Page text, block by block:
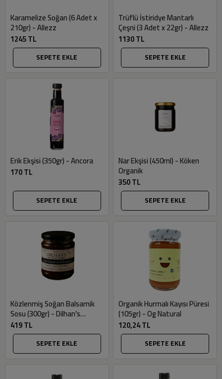
Karamelize Soğan (6 Adet x
210gr) - Allezz
1245 TL
SEPETE EKLE
Trüflü İstiridye Mantarlı
Çeşni (3 Adet x 22gr) - Allezz
1130 TL
SEPETE EKLE
Erik Ekşisi (350gr) - Ancora
170 TL
SEPETE EKLE
Nar Ekşisi (450ml) - Köken
Organik
350 TL
SEPETE EKLE
Közlenmiş Soğan Balsamik
Sosu (300gr) - Dilhan’s
Artisan Pantry
419 TL
SEPETE EKLE
Organik Hurmalı Kayısı Püresi
(105gr) - Og Natural
120,24 TL
SEPETE EKLE